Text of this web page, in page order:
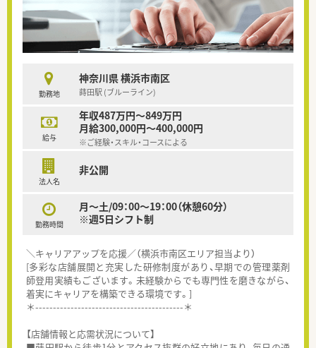
勤務地
神奈川県 横浜市南区
蒔田駅 (ブルーライン)
給与
年収487万円～849万円
月給300,000円～400,000円
※ご経験・スキル・コースによる
法人名
非公開
勤務時間
月～土/09：00～19：00（休憩60分）
※週5日シフト制
＼キャリアアップを応援／（横浜市南区エリア担当より）
[多彩な店舗展開と充実した研修制度があり、早期での管理薬剤
師登用実績もございます。未経験からでも専門性を磨きながら、
着実にキャリアを構築できる環境です。]
＊------------------------------------------＊
【店舗情報と応需状況について】